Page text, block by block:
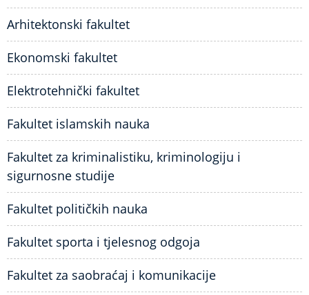
Arhitektonski fakultet
Ekonomski fakultet
Elektrotehnički fakultet
Fakultet islamskih nauka
Fakultet za kriminalistiku, kriminologiju i
sigurnosne studije
Fakultet političkih nauka
Fakultet sporta i tjelesnog odgoja
Fakultet za saobraćaj i komunikacije